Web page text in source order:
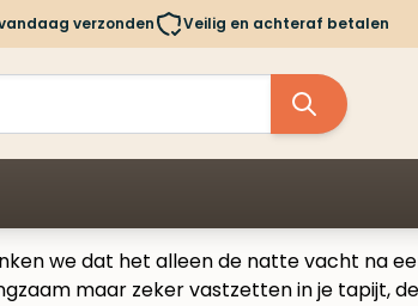
verzonden Veilig en achteraf betalen
we dat het alleen de natte vacht na
maar zeker vastzetten in je tapijt,